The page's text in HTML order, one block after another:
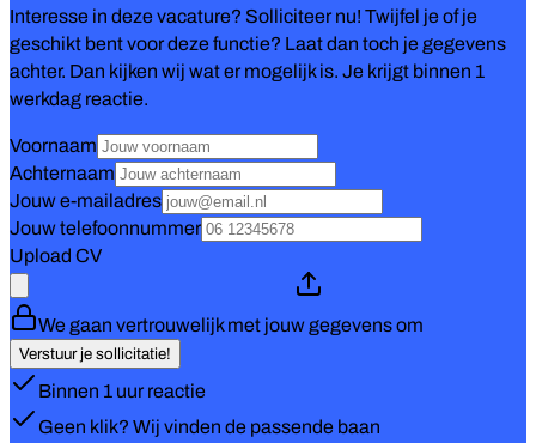
Interesse in deze vacature? Solliciteer nu! Twijfel je of je
geschikt bent voor deze functie? Laat dan toch je gegevens
achter. Dan kijken wij wat er mogelijk is. Je krijgt binnen 1
werkdag reactie.
Voornaam
Achternaam
Jouw e-mailadres
Jouw telefoonnummer
Upload CV
We gaan vertrouwelijk met jouw gegevens om
Verstuur je sollicitatie!
Binnen 1 uur reactie
Geen klik? Wij vinden de passende baan